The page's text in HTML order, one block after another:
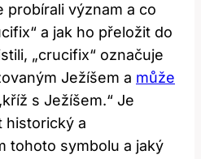
probírali význam a co
a jak ho přeložit do
„crucifix“ označuje
Ježíšem a může
s Ježíšem.“ Je
historický a
tohoto symbolu a jaký